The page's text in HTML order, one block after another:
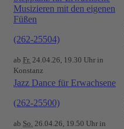
Musizieren mit den eigenen
Füßen
(262-25504)
ab Fr. 24.04.26, 19.30 Uhr in
Konstanz
Jazz Dance für Erwachsene
(262-25500)
ab So. 26.04.26, 19.50 Uhr in